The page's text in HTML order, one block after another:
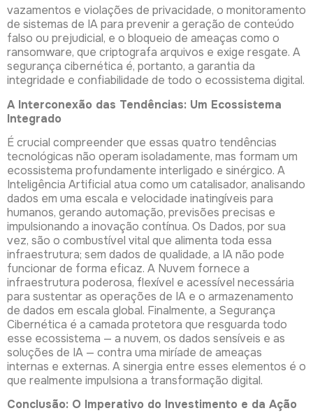
vazamentos e violações de privacidade, o monitoramento
de sistemas de IA para prevenir a geração de conteúdo
falso ou prejudicial, e o bloqueio de ameaças como o
ransomware, que criptografa arquivos e exige resgate. A
segurança cibernética é, portanto, a garantia da
integridade e confiabilidade de todo o ecossistema digital.
A Interconexão das Tendências: Um Ecossistema
Integrado
É crucial compreender que essas quatro tendências
tecnológicas não operam isoladamente, mas formam um
ecossistema profundamente interligado e sinérgico. A
Inteligência Artificial atua como um catalisador, analisando
dados em uma escala e velocidade inatingíveis para
humanos, gerando automação, previsões precisas e
impulsionando a inovação contínua. Os Dados, por sua
vez, são o combustível vital que alimenta toda essa
infraestrutura; sem dados de qualidade, a IA não pode
funcionar de forma eficaz. A Nuvem fornece a
infraestrutura poderosa, flexível e acessível necessária
para sustentar as operações de IA e o armazenamento
de dados em escala global. Finalmente, a Segurança
Cibernética é a camada protetora que resguarda todo
esse ecossistema — a nuvem, os dados sensíveis e as
soluções de IA — contra uma miríade de ameaças
internas e externas. A sinergia entre esses elementos é o
que realmente impulsiona a transformação digital.
Conclusão: O Imperativo do Investimento e da Ação